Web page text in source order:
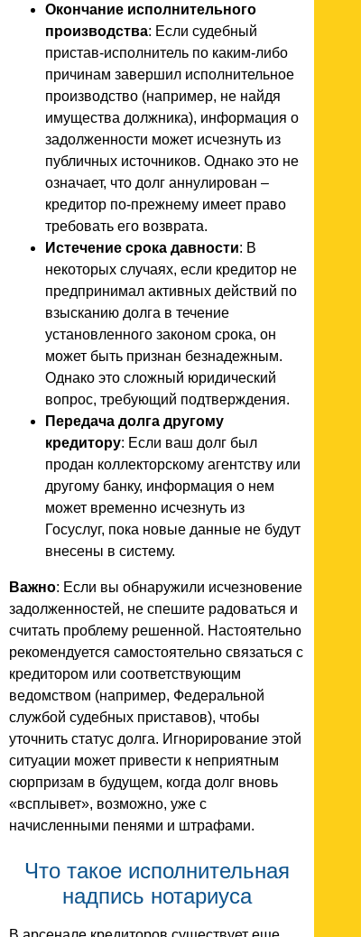
Окончание исполнительного
производства: Если судебный
пристав-исполнитель по каким-либо
причинам завершил исполнительное
производство (например, не найдя
имущества должника), информация о
задолженности может исчезнуть из
публичных источников. Однако это не
означает, что долг аннулирован –
кредитор по-прежнему имеет право
требовать его возврата.
Истечение срока давности: В
некоторых случаях, если кредитор не
предпринимал активных действий по
взысканию долга в течение
установленного законом срока, он
может быть признан безнадежным.
Однако это сложный юридический
вопрос, требующий подтверждения.
Передача долга другому
кредитору: Если ваш долг был
продан коллекторскому агентству или
другому банку, информация о нем
может временно исчезнуть из
Госуслуг, пока новые данные не будут
внесены в систему.
Важно: Если вы обнаружили исчезновение
задолженностей, не спешите радоваться и
считать проблему решенной. Настоятельно
рекомендуется самостоятельно связаться с
кредитором или соответствующим
ведомством (например, Федеральной
службой судебных приставов), чтобы
уточнить статус долга. Игнорирование этой
ситуации может привести к неприятным
сюрпризам в будущем, когда долг вновь
«всплывет», возможно, уже с
начисленными пенями и штрафами.
Что такое исполнительная
надпись нотариуса